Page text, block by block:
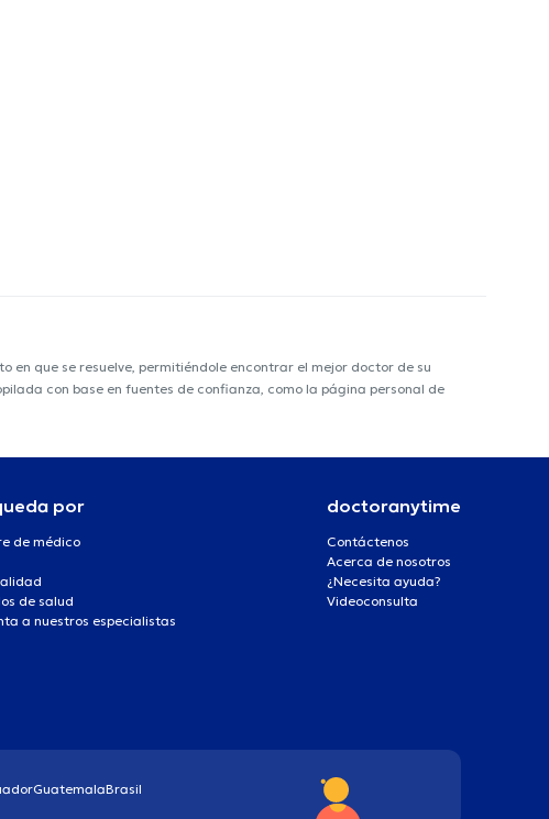
en que se resuelve, permitiéndole encontrar el mejor doctor de su
con base en fuentes de confianza, como la página personal de
por
de médico
de salud
a nuestros especialistas
doctoranytime
Contáctenos
Acerca de nosotros
¿Necesita ayuda?
Videoconsulta
GuatemalaBrasil